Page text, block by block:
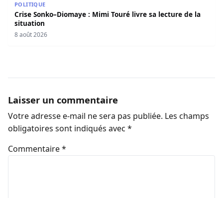
POLITIQUE
Crise Sonko–Diomaye : Mimi Touré livre sa lecture de la
situation
8 août 2026
Laisser un commentaire
Votre adresse e-mail ne sera pas publiée. Les champs
obligatoires sont indiqués avec *
Commentaire*